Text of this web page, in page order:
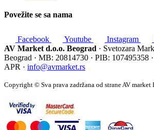
Povežite se sa nama
Facebook Youtube Instagram
AV Market d.o.o. Beograd · Svetozara
Beograd · MB: 20814730 · PIB: 107495358
APR · info@avmarket.rs
Copyright © Sva prava zadržana od strane AV market